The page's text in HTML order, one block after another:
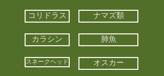
コリドラス ナマズ類
カラシン 肺魚
スネークヘッド オスカー